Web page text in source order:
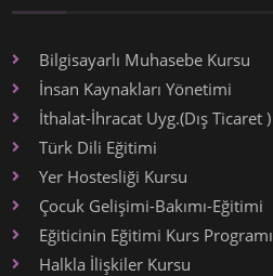
Bilgisayarlı Muhasebe Kursu
İnsan Kaynakları Yönetimi
İthalat-İhracat Uyg.(Dış Ticaret )
Türk Dili Eğitimi
Yer Hostesliği Kursu
Çocuk Gelişimi-Bakımı-Eğitimi
Eğiticinin Eğitimi Kurs Programı
Halkla İlişkiler Kursu